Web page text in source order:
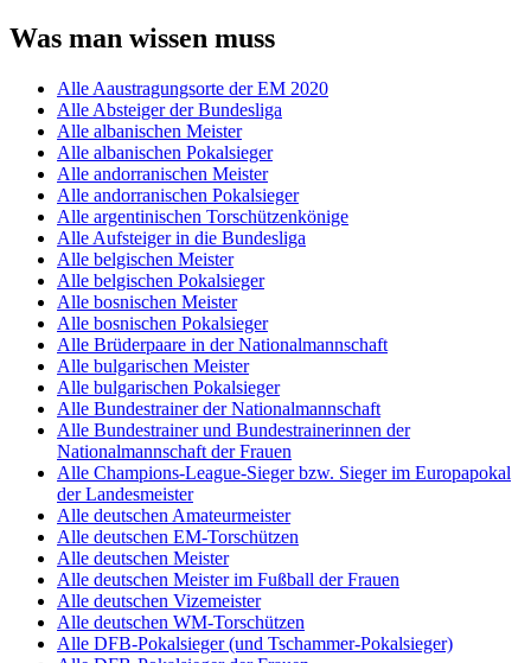
Was man wissen muss
Alle Aaustragungsorte der EM 2020
Alle Absteiger der Bundesliga
Alle albanischen Meister
Alle albanischen Pokalsieger
Alle andorranischen Meister
Alle andorranischen Pokalsieger
Alle argentinischen Torschützenkönige
Alle Aufsteiger in die Bundesliga
Alle belgischen Meister
Alle belgischen Pokalsieger
Alle bosnischen Meister
Alle bosnischen Pokalsieger
Alle Brüderpaare in der Nationalmannschaft
Alle bulgarischen Meister
Alle bulgarischen Pokalsieger
Alle Bundestrainer der Nationalmannschaft
Alle Bundestrainer und Bundestrainerinnen der
Nationalmannschaft der Frauen
Alle Champions-League-Sieger bzw. Sieger im Europapokal
der Landesmeister
Alle deutschen Amateurmeister
Alle deutschen EM-Torschützen
Alle deutschen Meister
Alle deutschen Meister im Fußball der Frauen
Alle deutschen Vizemeister
Alle deutschen WM-Torschützen
Alle DFB-Pokalsieger (und Tschammer-Pokalsieger)